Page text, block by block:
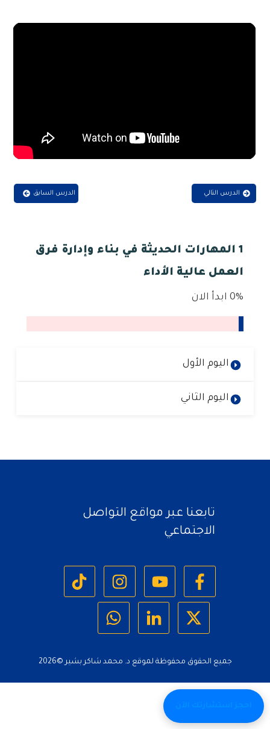
الدرس التالي الدرس السابق
1 المهارات الحديثة في بناء وإدارة فرق
العمل عالية الأداء
0% ابدأ الان
اليوم الأول
اليوم الثاني
تابعنا عبر مواقع التواصل
الاجتماعي
جميع الحقوق محفوظة لموقع د. محمد شاكر بشير ©2026
احجز استشارتك الآن